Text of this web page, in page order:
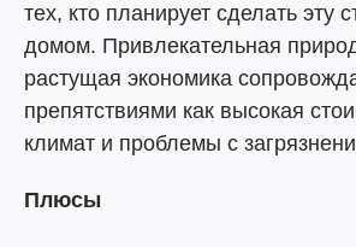
тех, кто планирует сделать эту
домом. Привлекательная
растущая экономика
препятствиями как высокая
климат и проблемы с
Плюсы